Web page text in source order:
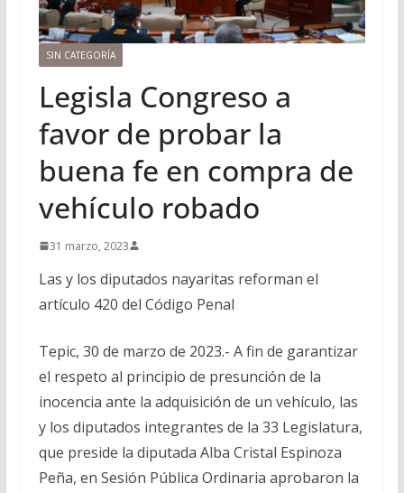
SIN CATEGORÍA
Legisla Congreso a
favor de probar la
buena fe en compra de
vehículo robado
31 marzo, 2023
Las y los diputados nayaritas reforman el
artículo 420 del Código Penal
Tepic, 30 de marzo de 2023.- A fin de garantizar
el respeto al principio de presunción de la
inocencia ante la adquisición de un vehículo, las
y los diputados integrantes de la 33 Legislatura,
que preside la diputada Alba Cristal Espinoza
Peña, en Sesión Pública Ordinaria aprobaron la